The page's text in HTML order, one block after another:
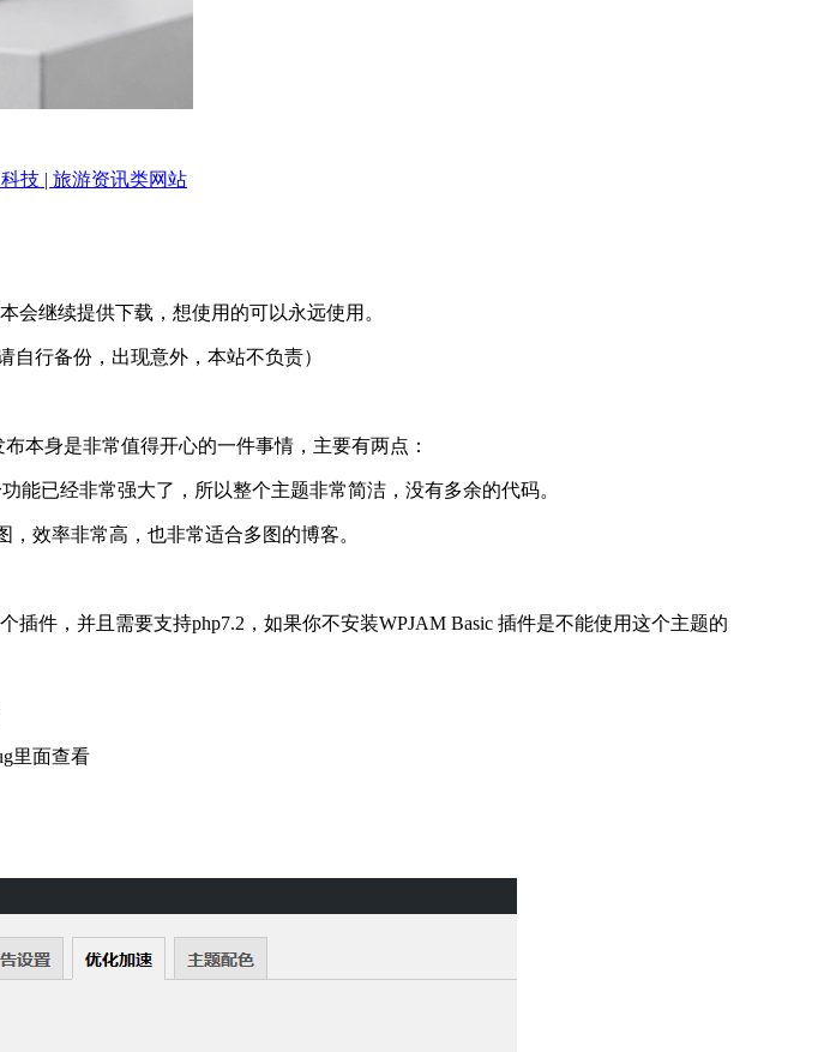
技 | 旅游资讯类网站
会继续提供下载，想使用的可以永远使用。
自行备份，出现意外，本站不负责）
本身是非常值得开心的一件事情，主要有两点：
能已经非常强大了，所以整个主题非常简洁，没有多余的代码。
效率非常高，也非常适合多图的博客。
件，并且需要支持php7.2，如果你不安装WPJAM Basic 插件是不能使用这个主题的
里面查看